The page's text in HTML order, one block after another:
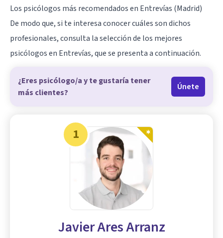
Los psicólogos más recomendados en Entrevías (Madrid)
De modo que, si te interesa conocer cuáles son dichos
profesionales, consulta la selección de los mejores
psicólogos en Entrevías, que se presenta a continuación.
¿Eres psicólogo/a y te gustaría tener
más clientes?
Únete
1
Javier Ares Arranz